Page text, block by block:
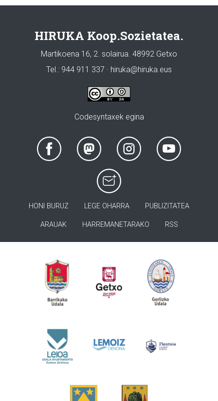
HIRUKA Koop.Sozietatea.
Martikoena 16, 2. solairua. 48992 Getxo
Tel.: 944 911 337 · hiruka@hiruka.eus
Codesyntaxek egina
HONI BURUZ LEGE OHARRA PUBLIZITATEA
ARAUAK HARREMANETARAKO RSS